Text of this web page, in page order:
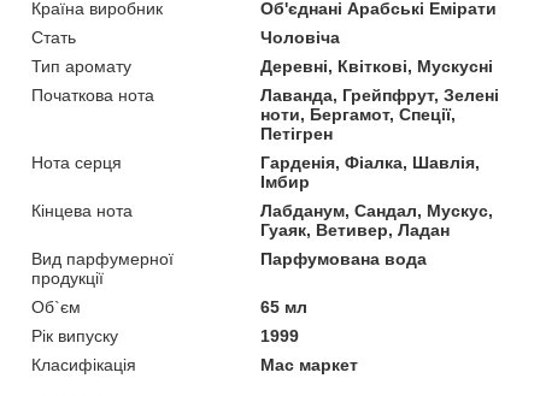
Країна виробник
Об'єднані Арабські Емірати
Стать
Чоловіча
Тип аромату
Деревні, Квіткові, Мускусні
Початкова нота
Лаванда, Грейпфрут, Зелені
ноти, Бергамот, Спеції,
Петігрен
Нота серця
Гарденія, Фіалка, Шавлія,
Імбир
Кінцева нота
Лабданум, Сандал, Мускус,
Гуаяк, Ветивер, Ладан
Вид парфумерної
продукції
Парфумована вода
Об`єм
65 мл
Рік випуску
1999
Класифікація
Мас маркет